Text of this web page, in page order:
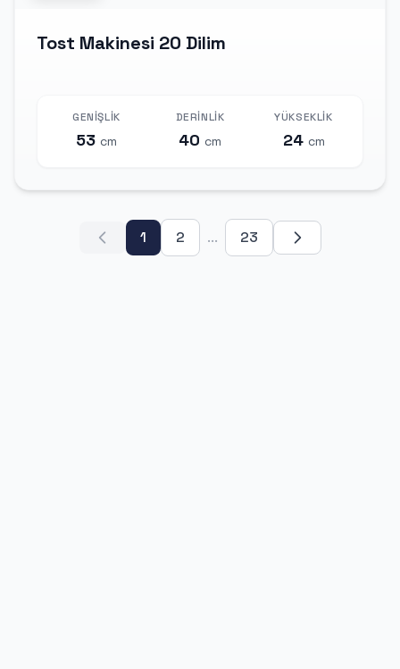
Tost Makinesi 20 Dilim
GENIŞLIK
53 cm
DERINLIK
40 cm
YÜKSEKLIK
24 cm
1 2 ... 23